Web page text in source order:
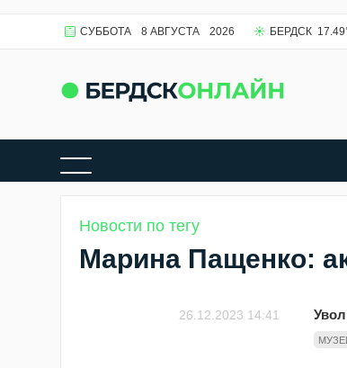
СУББОТА 8 АВГУСТА 2026 БЕРДСК 17.49
Новости по тегу
Марина Пащенко:
26.12.2023 14:41